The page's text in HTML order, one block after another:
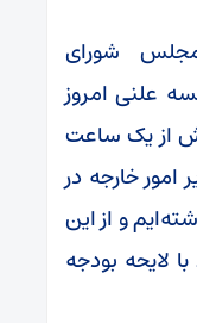
شورای
علنی امروز
از یک ساعت
خارجه در
و از این
لایحه بودجه